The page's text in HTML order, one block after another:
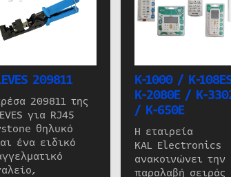
209811
209811 της
για RJ45
θηλυκό
ένα ειδικό
K-1000 / K-
K-2080E / K-
/ K-650E
Η εταιρεία
KAL Electronics
ανακοινώνει την
παραλαβή σειράς